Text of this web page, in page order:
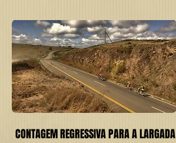
CONTAGEM REGRESSIVA PARA A LARGADA